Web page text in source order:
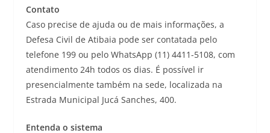
Contato
Caso precise de ajuda ou de mais informações, a
Defesa Civil de Atibaia pode ser contatada pelo
telefone 199 ou pelo WhatsApp (11) 4411-5108, com
atendimento 24h todos os dias. É possível ir
presencialmente também na sede, localizada na
Estrada Municipal Jucá Sanches, 400.
Entenda o sistema